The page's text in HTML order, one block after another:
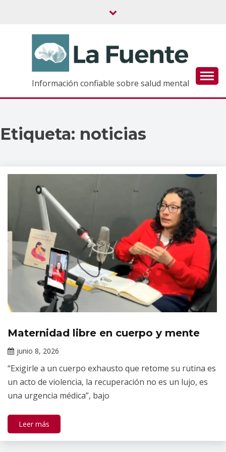
Información confiable sobre salud mental
Etiqueta: noticias
Noticias
Maternidad libre en cuerpo y mente
junio 8, 2026
Gallardo
“Exigirle a un cuerpo exhausto que retome su rutina es
un acto de violencia, la recuperación no es un lujo, es
una urgencia médica”, bajo
Leer más